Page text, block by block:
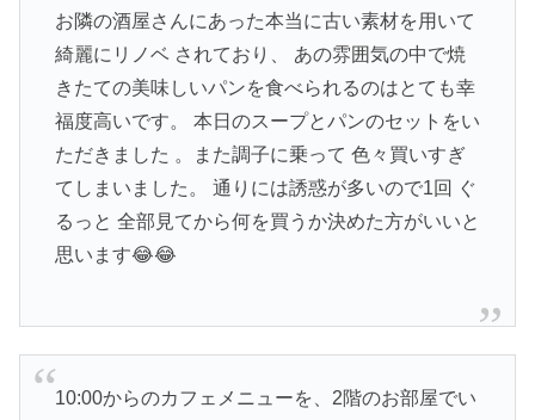
お隣の酒屋さんにあった本当に古い素材を用いて
綺麗にリノベ されており、 あの雰囲気の中で焼
きたての美味しいパンを食べられるのはとても幸
福度高いです。 本日のスープとパンのセットをい
ただきました 。また調子に乗って 色々買いすぎ
てしまいました。 通りには誘惑が多いので1回 ぐ
るっと 全部見てから何を買うか決めた方がいいと
思います😂😂
10:00からのカフェメニューを、2階のお部屋でい